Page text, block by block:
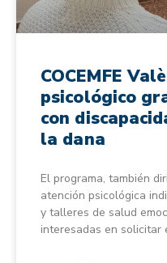
COCEMFE
psicológico
con
la dana
El programa, también
atención psicológica
y talleres de salud
interesadas en solicitar